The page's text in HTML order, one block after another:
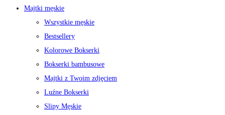
Majtki męskie
Wszystkie męskie
Bestsellery
Kolorowe Bokserki
Bokserki bambusowe
Majtki z Twoim zdjęciem
Luźne Bokserki
Slipy Męskie